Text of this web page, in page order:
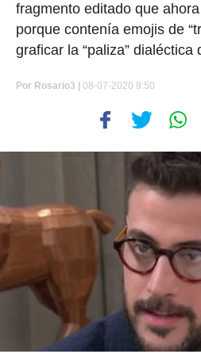
fragmento editado que
porque contenía emojis de
graficar la “paliza”
Por Rosario3 | 08-07-2020 9:50